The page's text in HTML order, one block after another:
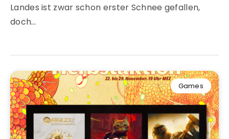
Landes ist zwar schon erster Schnee gefallen,
doch…
Games